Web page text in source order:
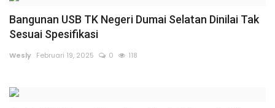
Umum
Bangunan USB TK Negeri Dumai Selatan Dinilai Tak
Sesuai Spesifikasi
Wesly Februari 19, 2025 0 118